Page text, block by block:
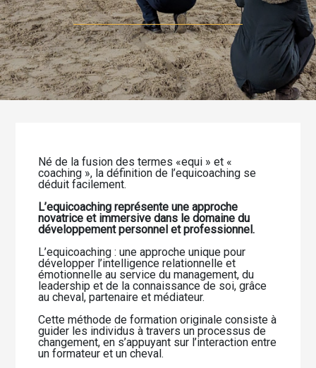
Né de la fusion des termes «equi » et «
coaching », la définition de l’equicoaching se
déduit facilement.
L’equicoaching représente une approche
novatrice et immersive dans le domaine du
développement personnel et professionnel.
L’equicoaching : une approche unique pour
développer l’intelligence relationnelle et
émotionnelle au service du management, du
leadership et de la connaissance de soi, grâce
au cheval, partenaire et médiateur.
Cette méthode de formation originale consiste à
guider les individus à travers un processus de
changement, en s’appuyant sur l’interaction entre
un formateur et un cheval.